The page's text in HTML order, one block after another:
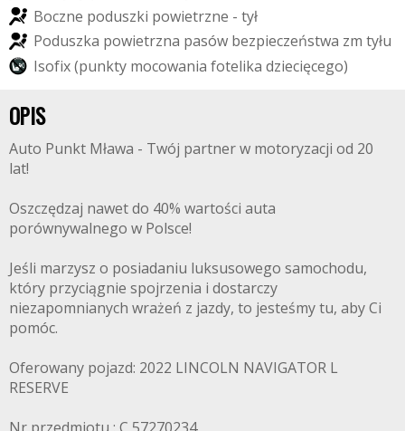
Boczne poduszki powietrzne - tył
Poduszka powietrzna pasów bezpieczeństwa zm tyłu
Isofix(punkty mocowania fotelika dziecięcego)
OPIS
Auto Punkt Mława - Twój partner w motoryzacji od 20
lat!
Oszczędzaj nawet do 40% wartości auta
porównywalnego w Polsce!
Jeśli marzysz o posiadaniu luksusowego samochodu,
który przyciągnie spojrzenia i dostarczy
niezapomnianych wrażeń z jazdy, to jesteśmy tu, aby Ci
pomóc.
Oferowany pojazd: 2022 LINCOLN NAVIGATOR L
RESERVE